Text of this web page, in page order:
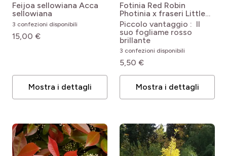
Feijoa sellowiana Acca
sellowiana
3 confezioni disponibili
15,00 €
Mostra i dettagli
Fotinia Red Robin
Photinia x fraseri Little
Red Robin
Piccolo vantaggio : Il
suo fogliame rosso
brillante
3 confezioni disponibili
5,50 €
Mostra i dettagli